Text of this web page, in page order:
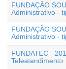
FUNDAÇÃO
Administrativo -
FUNDAÇÃO
Administrativo -
FUNDATEC -
Teleatendimento